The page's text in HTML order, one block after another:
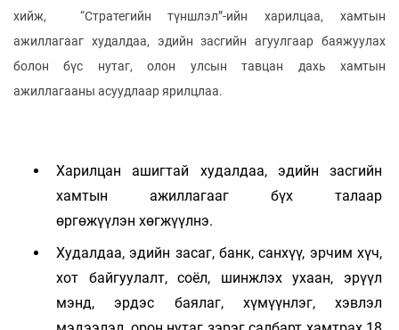
хийж, “Стратегийн түншлэл”-ийн харилцаа, хамтын
ажиллагааг худалдаа, эдийн засгийн агуулгаар баяжуулах
болон бүс нутаг, олон улсын тавцан дахь хамтын
ажиллагааны асуудлаар ярилцлаа.
Харилцан ашигтай худалдаа, эдийн засгийн
хамтын ажиллагааг бүх талаар
өргөжүүлэн хөгжүүлнэ.
Худалдаа, эдийн засаг, банк, санхүү, эрчим хүч,
хот байгуулалт, соёл, шинжлэх ухаан, эрүүл
мэнд, эрдэс баялаг, хүмүүнлэг, хэвлэл